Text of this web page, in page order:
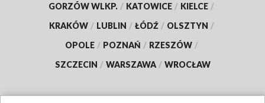
GORZÓW WLKP. / KATOWICE / KIELCE /
KRAKÓW / LUBLIN / ŁÓDŹ / OLSZTYN /
OPOLE / POZNAŃ / RZESZÓW /
SZCZECIN / WARSZAWA / WROCŁAW